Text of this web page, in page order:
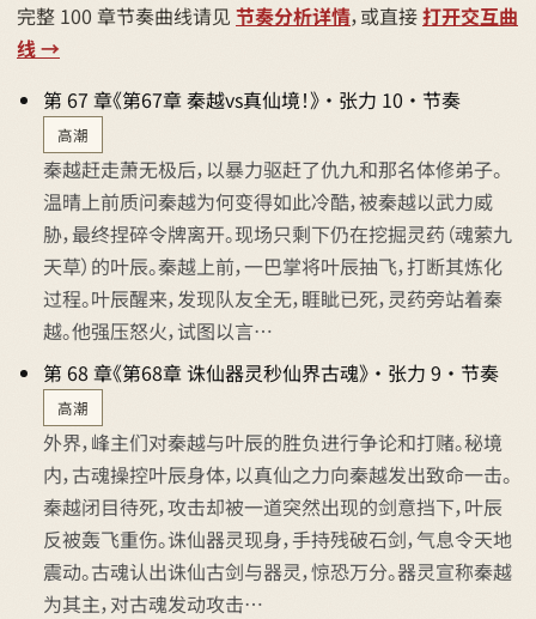
完整 100 章节奏曲线请见 节奏分析详情，或直接打开交互曲
线 →
第 67 章《第67章 秦越vs真仙境！》 · 张力 10 · 节奏
高潮
秦越赶走萧无极后，以暴力驱赶了仇九和那名体修弟子。
温晴上前质问秦越为何变得如此冷酷，被秦越以武力威
胁，最终捏碎令牌离开。现场只剩下仍在挖掘灵药（魂萦九
天草）的叶辰。秦越上前，一巴掌将叶辰抽飞，打断其炼化
过程。叶辰醒来，发现队友全无，睚眦已死，灵药旁站着秦
越。他强压怒火，试图以言…
第 68 章《第68章 诛仙器灵秒仙界古魂》 · 张力 9 · 节奏
高潮
外界，峰主们对秦越与叶辰的胜负进行争论和打赌。秘境
内，古魂操控叶辰身体，以真仙之力向秦越发出致命一击。
秦越闭目待死，攻击却被一道突然出现的剑意挡下，叶辰
反被轰飞重伤。诛仙器灵现身，手持残破石剑，气息令天地
震动。古魂认出诛仙古剑与器灵，惊恐万分。器灵宣称秦越
为其主，对古魂发动攻击…